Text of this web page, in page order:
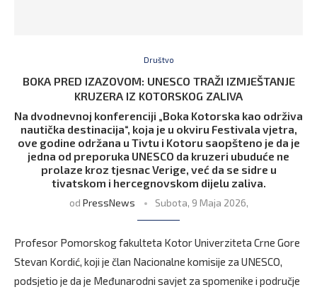
Društvo
BOKA PRED IZAZOVOM: UNESCO TRAŽI IZMJEŠTANJE
KRUZERA IZ KOTORSKOG ZALIVA
Na dvodnevnoj konferenciji „Boka Kotorska kao održiva
nautička destinacija“, koja je u okviru Festivala vjetra,
ove godine održana u Tivtu i Kotoru saopšteno je da je
jedna od preporuka UNESCO da kruzeri ubuduće ne
prolaze kroz tjesnac Verige, već da se sidre u
tivatskom i hercegnovskom dijelu zaliva.
od PressNews Subota, 9 Maja 2026,
Profesor Pomorskog fakulteta Kotor Univerziteta Crne Gore
Stevan Kordić, koji je član Nacionalne komisije za UNESCO,
podsjetio je da je Međunarodni savjet za spomenike i područje